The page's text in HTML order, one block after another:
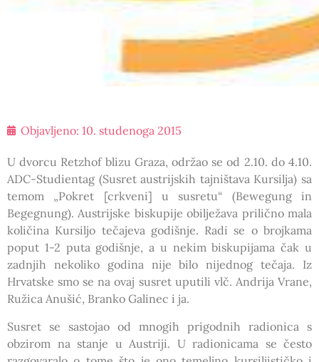
Objavljeno: 10. studenoga 2015
U dvorcu Retzhof blizu Graza, održao se od 2.10. do 4.10.
ADC-Studientag (Susret austrijskih tajništava Kursilja) sa
temom „Pokret [crkveni] u susretu“ (Bewegung in
Begegnung). Austrijske biskupije obilježava prilično mala
količina Kursiljo tečajeva godišnje. Radi se o brojkama
poput 1-2 puta godišnje, a u nekim biskupijama čak u
zadnjih nekoliko godina nije bilo nijednog tečaja. Iz
Hrvatske smo se na ovaj susret uputili vlč. Andrija Vrane,
Ružica Anušić, Branko Galinec i ja.
Susret se sastojao od mnogih prigodnih radionica s
obzirom na stanje u Austriji. U radionicama se često